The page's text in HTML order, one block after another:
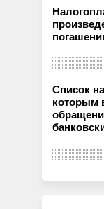
Список
которым